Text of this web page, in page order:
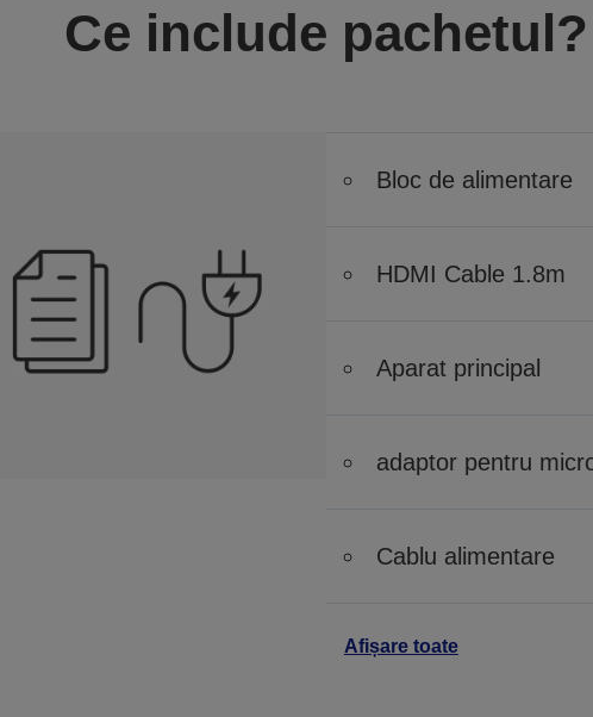
Ce include pachetul?
Bloc de alimentare
HDMI Cable 1.8m
Aparat principal
adaptor pentru
Cablu alimentare
Afișare toate